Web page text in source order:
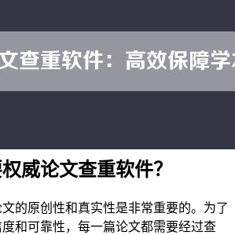
威论文查重软件？
的原创性和真实性是非常重要的。为了
和可靠性，每一篇论文都需要经过查